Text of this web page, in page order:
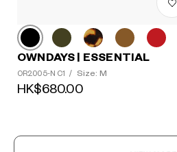
OWNDAYS | ESSENTIAL
OR2005-N C1 / Size: M
HK$680.00